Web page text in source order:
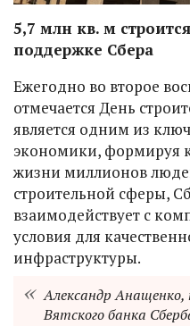
5,7 млн кв. м
поддержке Сбера
Ежегодно во второе
отмечается День
является одним из
экономики, формируя
жизни миллионов
строительной сферы,
взаимодействует с
условия для
инфраструктуры.
Александр Анащенко,
Вятского банка